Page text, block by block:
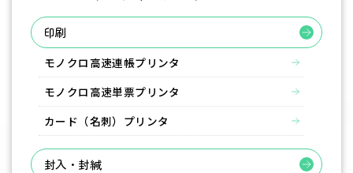
印刷
モノクロ高速連帳プリンタ
モノクロ高速単票プリンタ
カード（名刺）プリンタ
封入・封緘